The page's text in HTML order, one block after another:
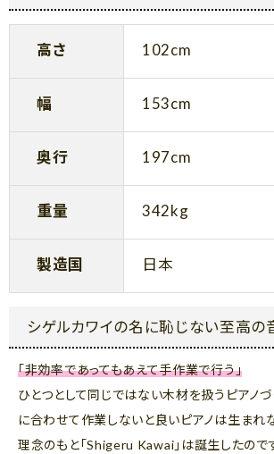
高さ 102cm
幅 153cm
奥行 197cm
重量 342kg
製造国 日本
シゲルカワイの名に恥じない至高の
「非効率であってもあえて手作業で行う」
ひとつとして同じではない木材を扱うピアノづ
に合わせて作業しないと良いピアノは生まれ
理念のもと「Shigeru Kawai」は誕生したので